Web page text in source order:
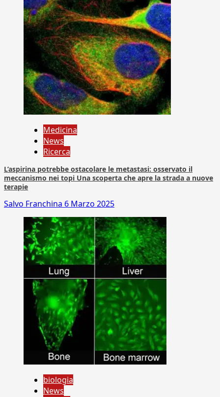
Medicina
News
Ricerca
L’aspirina potrebbe ostacolare le metastasi: osservato il
meccanismo nei topi Una scoperta che apre la strada a nuove
terapie
Salvo Franchina 6 Marzo 2025
biologia
News